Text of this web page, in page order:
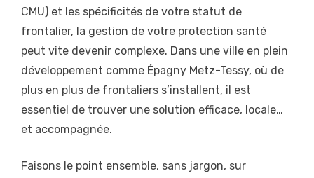
CMU) et les spécificités de votre statut de
frontalier, la gestion de votre protection santé
peut vite devenir complexe. Dans une ville en plein
développement comme Épagny Metz-Tessy, où de
plus en plus de frontaliers s’installent, il est
essentiel de trouver une solution efficace, locale…
et accompagnée.
Faisons le point ensemble, sans jargon, sur